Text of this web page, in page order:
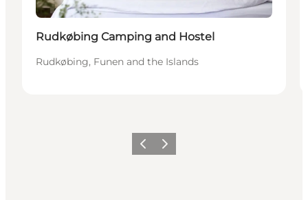
Rudkøbing Camping and Hostel
Rudkøbing, Funen and the Islands
Föregående
Nästa